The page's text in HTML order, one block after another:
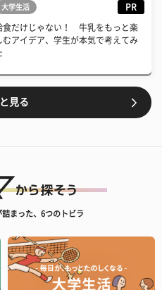
大学生活 PR
食だけじゃない！ 牛乳をもっと楽
むアイデア、学生が本気で考えてみ
見る
まった、6つのトビラ